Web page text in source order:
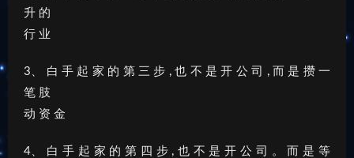
升 的
行 业
3、 白 手 起 家 的 第 三 步 , 也 不 是 开 公 司 , 而 是 攒 一
笔 肢
动 资 金
4、 白 手 起 家 的 第 四 步 , 也 不 是 开 公 司 。 而 是 等